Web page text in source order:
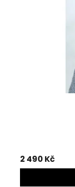
2 490 Kč